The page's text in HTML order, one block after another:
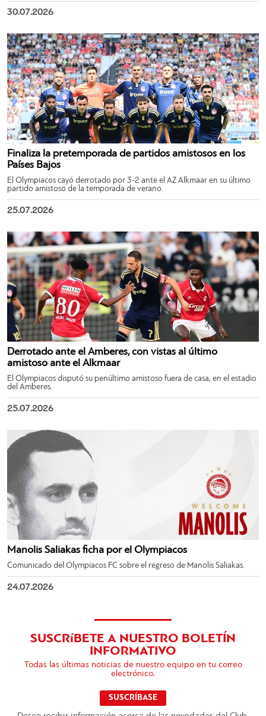
30.07.2026
Finaliza la pretemporada de partidos amistosos en los
Países Bajos
El Olympiacos cayó derrotado por 3-2 ante el AZ Alkmaar en su último
partido amistoso de la temporada de verano.
25.07.2026
Derrotado ante el Amberes, con vistas al último
amistoso ante el Alkmaar
El Olympiacos disputó su penúltimo amistoso fuera de casa, en el estadio
del Amberes.
25.07.2026
Manolis Saliakas ficha por el Olympiacos
Comunicado del Olympiacos FC sobre el regreso de Manolis Saliakas.
24.07.2026
SUSCRíBETE A NUESTRO BOLETÍN
INFORMATIVO
Todas las últimas noticias de nuestro equipo en tu correo
electrónico.
SUSCRÍBASE